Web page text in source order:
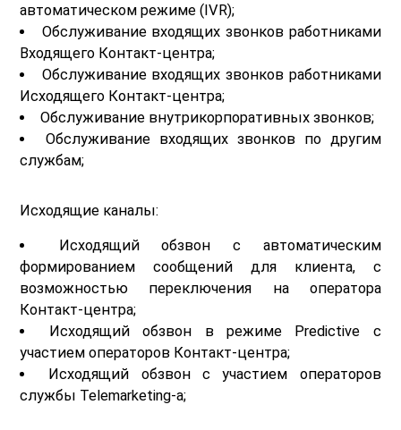
автоматическом режиме (IVR);
Обслуживание входящих звонков работниками
Входящего Контакт-центра;
Обслуживание входящих звонков работниками
Исходящего Контакт-центра;
Обслуживание внутрикорпоративных звонков;
Обслуживание входящих звонков по другим
службам;
Исходящие каналы:
Исходящий обзвон с автоматическим
формированием сообщений для клиента, с
возможностью переключения на оператора
Контакт-центра;
Исходящий обзвон в режиме Predictive с
участием операторов Контакт-центра;
Исходящий обзвон с участием операторов
службы Telemarketing-a;